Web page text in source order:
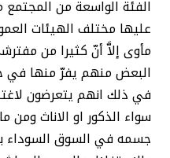
الفئة الواسعة من
عليها مختلف الهيئات
مأوى إلاَّ أنّ كثيرا من
البعض منهم يفرّ منها في
في ذلك انهم يتعرضون
سواء الذكور او الاناث
جسمه في السوق السوداء